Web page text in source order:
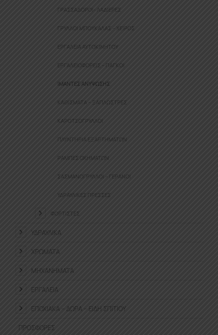
ΓΡΑΣΣΑΔΌΡΟΙ- ΛΑΔΙΈΡΕΣ
ΓΡΎΛΛΟΙ ΜΠΟΥΚΆΛΑΣ – ΧΕΙΡΌΣ
ΕΡΓΑΛΕΊΑ ΑΥΤΟΚΙΝΉΤΟΥ
ΕΡΓΑΛΕΙΟΦΟΡΕΊΣ – ΠΆΓΚΟΙ
ΙΜΆΝΤΕΣ ΑΝΎΨΩΣΗΣ
ΚΑΘΊΣΜΑΤΑ – ΞΑΠΛΏΣΤΡΕΣ
ΚΑΡΟΤΣΌΓΡΥΛΛΟΙ
ΠΛΥΝΤΉΡΙΑ ΕΞΑΡΤΗΜΆΤΩΝ
ΡΆΜΠΕΣ ΟΧΗΜΆΤΩΝ
ΣΑΣΜΑΝΌΓΡΥΛΛΟΙ – ΓΕΡΑΝΟΊ
ΥΔΡΑΥΛΙΚΈΣ ΠΡΈΣΣΕΣ
ΦΟΡΤΙΣΤΈΣ
ΥΔΡΑΥΛΙΚΆ
ΧΡΏΜΑΤΑ
ΜΗΧΑΝΉΜΑΤΑ
ΕΡΓΑΛΕΊΑ
ΕΠΟΧΙΑΚΆ – ΔΏΡΑ – ΕΊΔΗ ΣΠΙΤΙΟΎ
ΠΡΟΣΦΟΡΈΣ